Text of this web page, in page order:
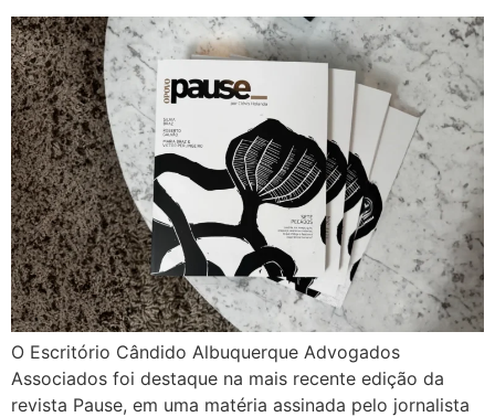
O Escritório Cândido Albuquerque Advogados
Associados foi destaque na mais recente edição da
revista Pause, em uma matéria assinada pelo jornalista